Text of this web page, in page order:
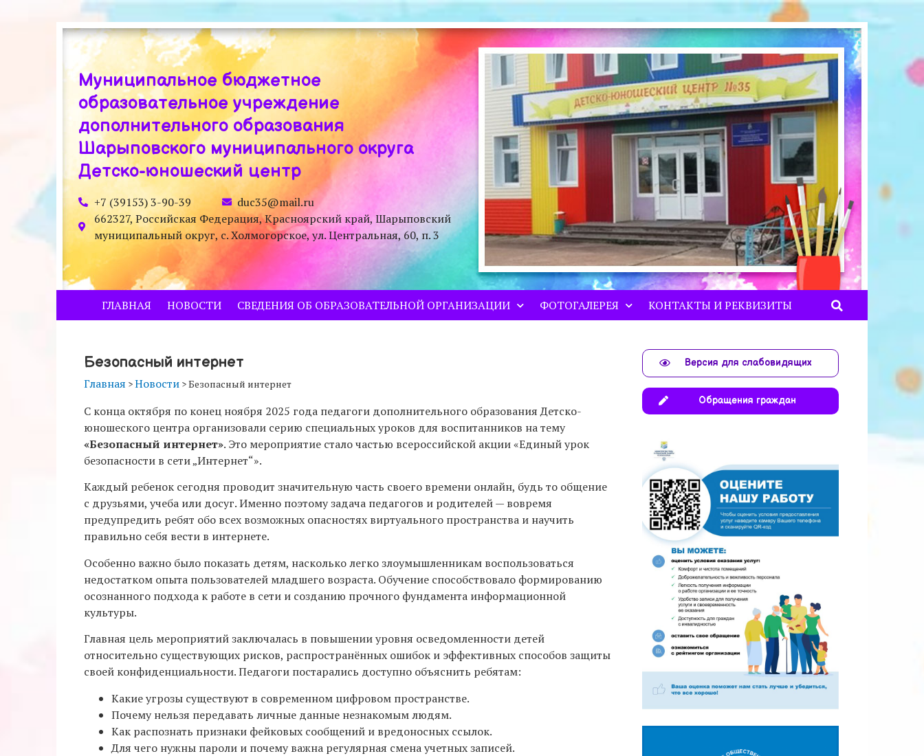
Муниципальное бюджетное
образовательное учреждение
дополнительного образования
Шарыповского муниципального округа
Детско-юношеский центр
+7 (39153) 3-90-39
duc35@mail.ru
662327, Российская Федерация, Красноярский край, Шарыповский
муниципальный округ, с. Холмогорское, ул. Центральная, 60, п. 3
ГЛАВНАЯ НОВОСТИ СВЕДЕНИЯ ОБ ОБРАЗОВАТЕЛЬНОЙ ОРГАНИЗАЦИИ ФОТОГАЛЕРЕЯ КОНТАКТЫ И РЕКВИЗИТЫ
Безопасный интернет
Главная >Новости >Безопасный интернет
С конца октября по конец ноября 2025 года педагоги дополнительного образования Детско-
юношеского центра организовали серию специальных уроков для воспитанников на тему
«Безопасный интернет». Это мероприятие стало частью всероссийской акции «Единый урок
безопасности в сети „Интернет“».
Каждый ребенок сегодня проводит значительную часть своего времени онлайн, будь то общение
с друзьями, учеба или досуг. Именно поэтому задача педагогов и родителей — вовремя
предупредить ребят обо всех возможных опасностях виртуального пространства и научить
правильно себя вести в интернете.
Особенно важно было показать детям, насколько легко злоумышленникам воспользоваться
недостатком опыта пользователей младшего возраста. Обучение способствовало формированию
осознанного подхода к работе в сети и созданию прочного фундамента информационной
культуры.
Главная цель мероприятий заключалась в повышении уровня осведомленности детей
относительно существующих рисков, распространённых ошибок и эффективных способов защиты
своей конфиденциальности. Педагоги постарались доступно объяснить ребятам:
Какие угрозы существуют в современном цифровом пространстве.
Почему нельзя передавать личные данные незнакомым людям.
Как распознать признаки фейковых сообщений и вредоносных ссылок.
Для чего нужны пароли и почему важна регулярная смена учетных записей.
Версия для слабовидящих
Обращения граждан